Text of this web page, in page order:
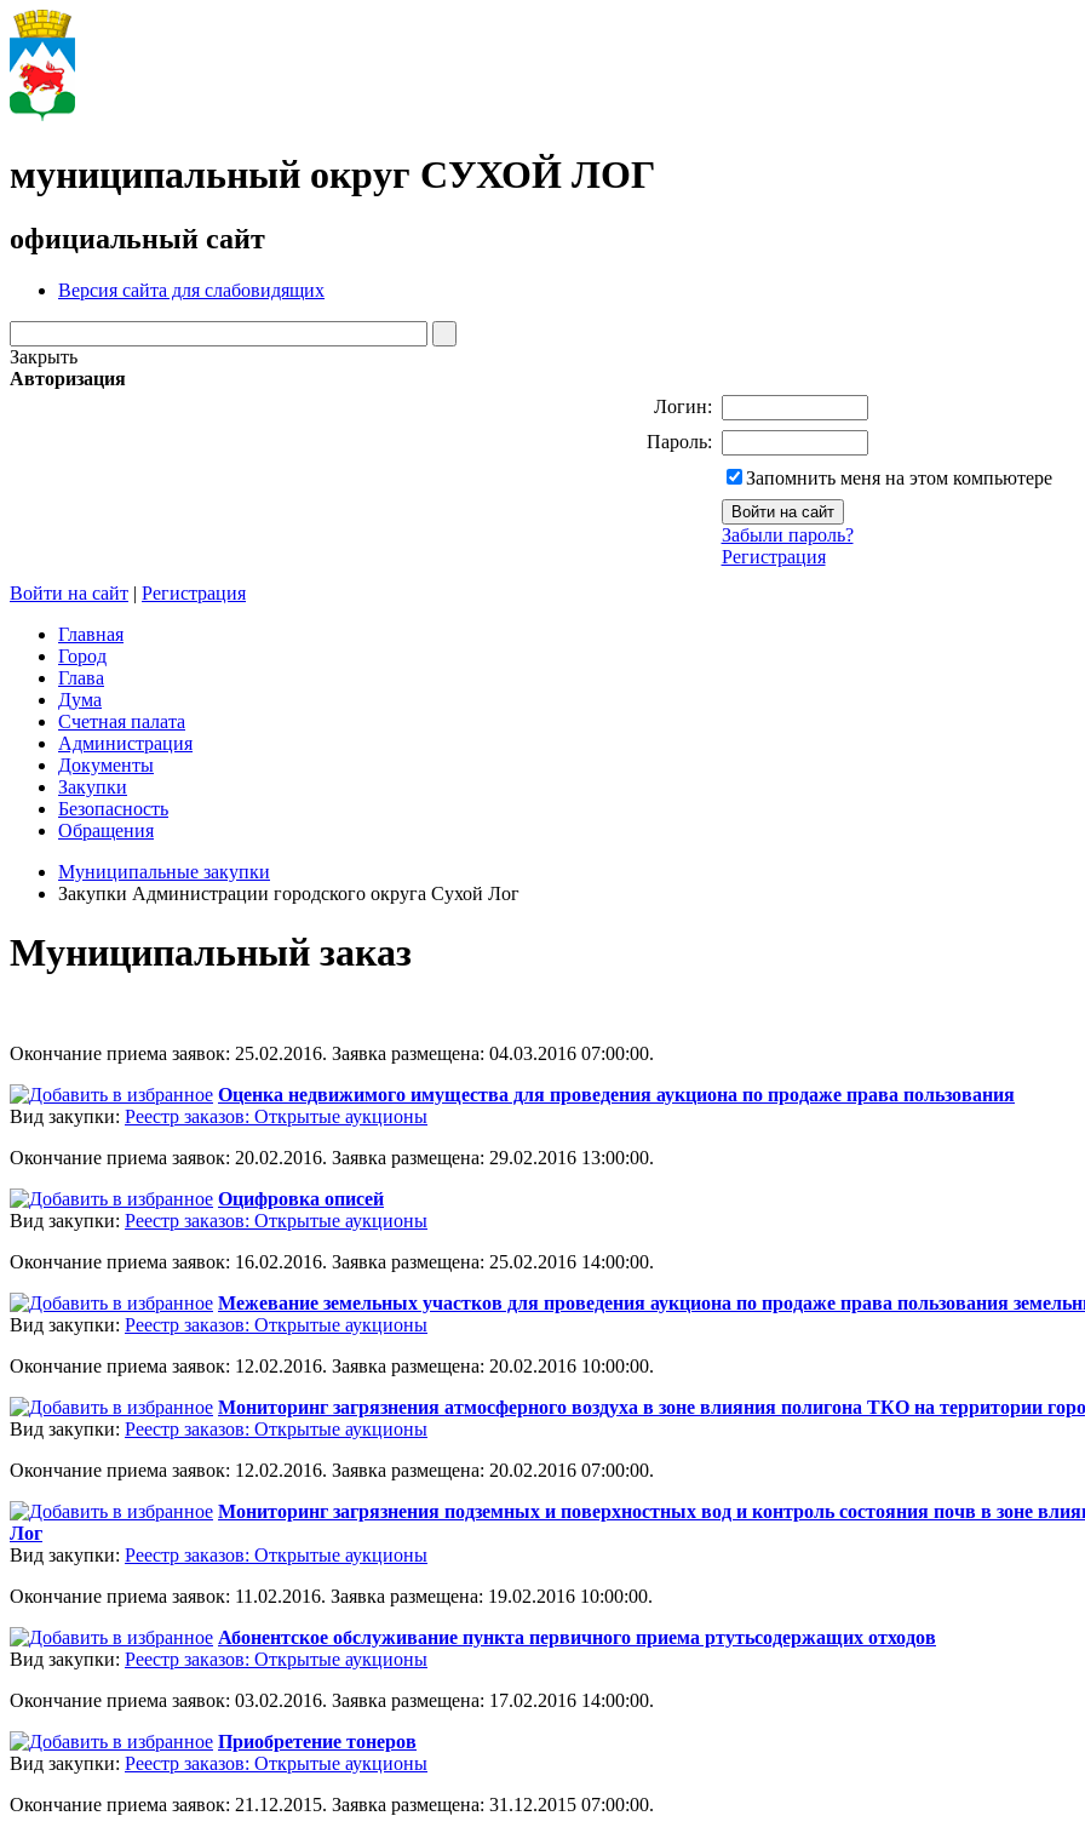
муниципальный округ СУХОЙ ЛОГ
официальный сайт
Версия сайта для слабовидящих
Закрыть
Авторизация
Логин:
Пароль:
Запомнить меня на этом компьютере
Забыли пароль?
Регистрация
Войти на сайт | Регистрация
Главная
Город
Глава
Дума
Счетная палата
Администрация
Документы
Закупки
Безопасность
Обращения
Муниципальные закупки
Закупки Администрации городского округа Сухой Лог
Муниципальный заказ
Окончание приема заявок: 25.02.2016. Заявка размещена: 04.03.2016 07:00:00.
Оценка недвижимого имущества для проведения аукциона по продаже права пользования
Вид закупки: Реестр заказов: Открытые аукционы
Окончание приема заявок: 20.02.2016. Заявка размещена: 29.02.2016 13:00:00.
Оцифровка описей
Вид закупки: Реестр заказов: Открытые аукционы
Окончание приема заявок: 16.02.2016. Заявка размещена: 25.02.2016 14:00:00.
Межевание земельных участков для проведения аукциона по продаже права пользования
Вид закупки: Реестр заказов: Открытые аукционы
Окончание приема заявок: 12.02.2016. Заявка размещена: 20.02.2016 10:00:00.
Мониторинг загрязнения атмосферного воздуха в зоне влияния полигона ТКО на территории
Вид закупки: Реестр заказов: Открытые аукционы
Окончание приема заявок: 12.02.2016. Заявка размещена: 20.02.2016 07:00:00.
Мониторинг загрязнения подземных и поверхностных вод и контроль состояния почв в зоне
Лог
Вид закупки: Реестр заказов: Открытые аукционы
Окончание приема заявок: 11.02.2016. Заявка размещена: 19.02.2016 10:00:00.
Абонентское обслуживание пункта первичного приема ртутьсодержащих отходов
Вид закупки: Реестр заказов: Открытые аукционы
Окончание приема заявок: 03.02.2016. Заявка размещена: 17.02.2016 14:00:00.
Приобретение тонеров
Вид закупки: Реестр заказов: Открытые аукционы
Окончание приема заявок: 21.12.2015. Заявка размещена: 31.12.2015 07:00:00.